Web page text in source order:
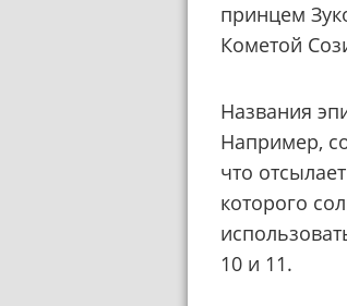
принцем
Кометой
Названия
Например,
что
которого
10 и 11.